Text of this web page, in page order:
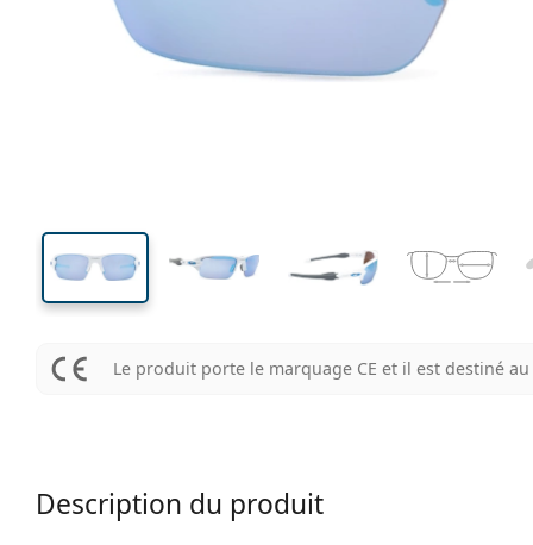
34 mm
Hauteur des verres Largeur des verres
Le produit porte le marquage CE et il est destiné
Description du produit